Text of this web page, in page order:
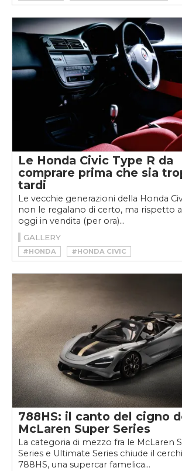
Le Honda Civic Type R da
comprare prima che sia
tardi
Le vecchie generazioni della Honda
non le regalano di certo, ma rispetto
oggi in vendita (per ora)...
GALLERY
#HONDA
#HONDA CIVIC
#HONDA CIVIC TYPE R
788HS: il canto del cigno
McLaren Super Series
La categoria di mezzo fra le McLaren
Series e Ultimate Series chiude il
788HS, una supercar famelica...